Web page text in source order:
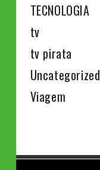
TECNOLOGIA
tv
tv pirata
Uncategorized
Viagem